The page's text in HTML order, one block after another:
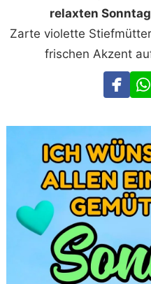
relaxten
Zarte violette
frischen Akzent